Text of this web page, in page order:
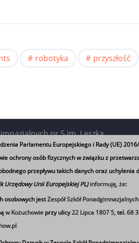
robotyka
przyszłość
nr 5 im. Leszka
Wszystkie prawa
Parlamentu Europejskiego i Rady (UE)
ochrony osób fizycznych w związku z
przepływu takich danych oraz uchylenia
Urzędowy Unii Europejskiej PL)informuję, że:
osobowych jestZespół Szkół
w Kożuchowieprzy ulicy22 Lipca 1807 5,tel.68